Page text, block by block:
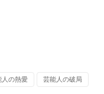
人の熱愛 芸能人の破局